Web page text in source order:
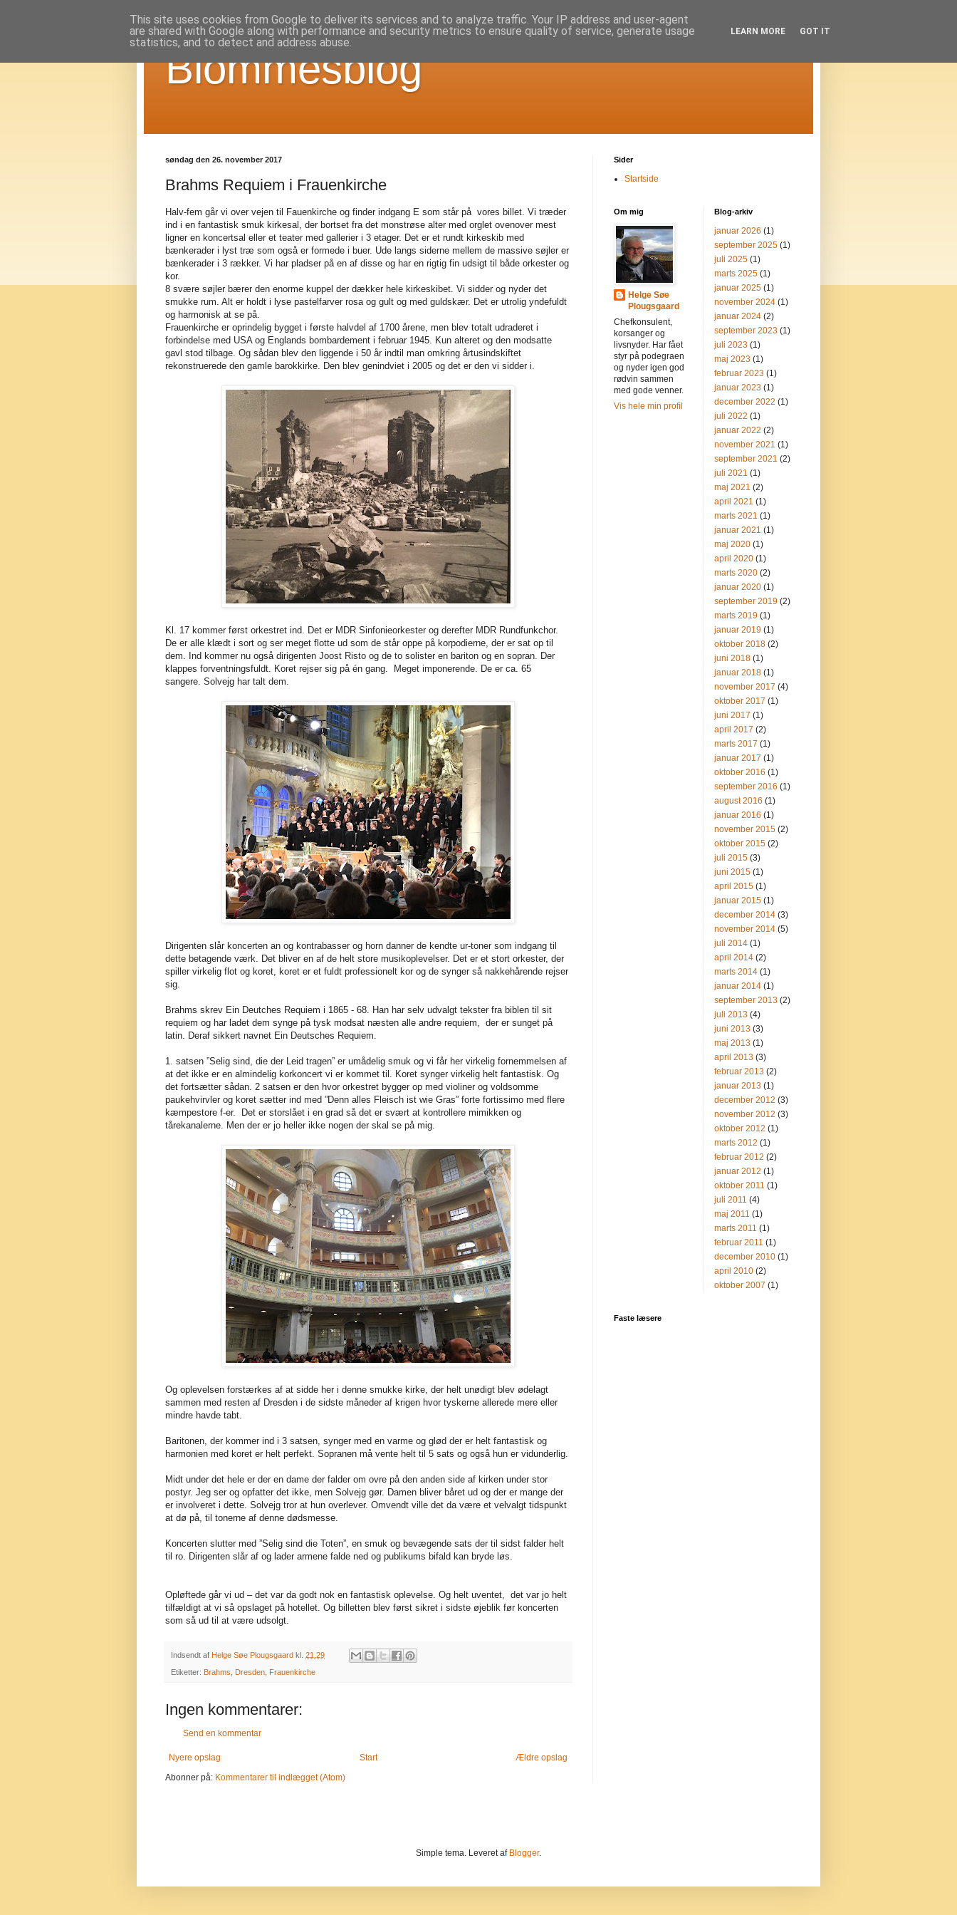
Blommesblog
søndag den 26. november 2017
Brahms Requiem i Frauenkirche
Halv-fem går vi over vejen til Fauenkirche og finder indgang E som står på vores billet. Vi træder
ind i en fantastisk smuk kirkesal, der bortset fra det monstrøse alter med orglet ovenover mest
ligner en koncertsal eller et teater med gallerier i 3 etager. Det er et rundt kirkeskib med
bænkerader i lyst træ som også er formede i buer. Ude langs siderne mellem de massive søjler er
bænkerader i 3 rækker. Vi har pladser på en af disse og har en rigtig fin udsigt til både orkester og
kor.
8 svære søjler bærer den enorme kuppel der dækker hele kirkeskibet. Vi sidder og nyder det
smukke rum. Alt er holdt i lyse pastelfarver rosa og gult og med guldskær. Det er utrolig yndefuldt
og harmonisk at se på.
Frauenkirche er oprindelig bygget i første halvdel af 1700 årene, men blev totalt udraderet i
forbindelse med USA og Englands bombardement i februar 1945. Kun alteret og den modsatte
gavl stod tilbage. Og sådan blev den liggende i 50 år indtil man omkring årtusindskiftet
rekonstruerede den gamle barokkirke. Den blev genindviet i 2005 og det er den vi sidder i.
Kl. 17 kommer først orkestret ind. Det er MDR Sinfonieorkester og derefter MDR Rundfunkchor.
De er alle klædt i sort og ser meget flotte ud som de står oppe på korpodierne, der er sat op til
dem. Ind kommer nu også dirigenten Joost Risto og de to solister en bariton og en sopran. Der
klappes forventningsfuldt. Koret rejser sig på én gang.
Meget imponerende. De er ca. 65
sangere. Solvejg har talt dem.
Dirigenten slår koncerten an og kontrabasser og horn danner de kendte ur-toner som indgang til
dette betagende værk. Det bliver en af de helt store musikoplevelser. Det er et stort orkester, der
spiller virkelig flot og koret, koret er et fuldt professionelt kor og de synger så nakkehårende rejser
sig.
Brahms skrev Ein Deutches Requiem i 1865 - 68. Han har selv udvalgt tekster fra biblen til sit
requiem og har ladet dem synge på tysk modsat næsten alle andre requiem,
der er sunget på
latin. Deraf sikkert navnet Ein Deutsches Requiem.
1. satsen ”Selig sind, die der Leid tragen” er umådelig smuk og vi får her virkelig fornemmelsen af
at det ikke er en almindelig korkoncert vi er kommet til. Koret synger virkelig helt fantastisk. Og
det fortsætter sådan. 2 satsen er den hvor orkestret bygger op med violiner og voldsomme
paukehvirvler og koret sætter ind med ”Denn alles Fleisch ist wie Gras” forte fortissimo med flere
kæmpestore f-er.
Det er storslået i en grad så det er svært at kontrollere mimikken og
tårekanalerne. Men der er jo heller ikke nogen der skal se på mig.
Og oplevelsen forstærkes af at sidde her i denne smukke kirke, der helt unødigt blev ødelagt
sammen med resten af Dresden i de sidste måneder af krigen hvor tyskerne allerede mere eller
mindre havde tabt.
Baritonen, der kommer ind i 3 satsen, synger med en varme og glød der er helt fantastisk og
harmonien med koret er helt perfekt. Sopranen må vente helt til 5 sats og også hun er vidunderlig.
Midt under det hele er der en dame der falder om ovre på den anden side af kirken under stor
postyr. Jeg ser og opfatter det ikke, men Solvejg gør. Damen bliver båret ud og der er mange der
er involveret i dette. Solvejg tror at hun overlever. Omvendt ville det da være et velvalgt tidspunkt
at dø på, til tonerne af denne dødsmesse.
Koncerten slutter med ”Selig sind die Toten”, en smuk og bevægende sats der til sidst falder helt
til ro. Dirigenten slår af og lader armene falde ned og publikums bifald kan bryde løs.
Opløftede går vi ud – det var da godt nok en fantastisk oplevelse. Og helt uventet, det var jo helt
tilfældigt at vi så opslaget på hotellet. Og billetten blev først sikret i sidste øjeblik før koncerten
som så ud til at være udsolgt.
Indsendt af Helge Søe Plougsgaard kl. 21.29
Etiketter: Brahms Dresden Frauenkirche
Ingen kommentarer:
Send en kommentar
Nyere opslag Ældre opslag
Start
Abonner på: Kommentarer til indlægget (Atom)
Sider
Startside
Om mig
Helge Søe
Plougsgaard
Chefkonsulent,
korsanger og
livsnyder. Har fået
styr på podegraen
og nyder igen god
rødvin sammen
med gode venner.
Vis hele min profil
Blog-arkiv
januar 2026 (1)
september 2025 (1)
juli 2025 (1)
marts 2025 (1)
januar 2025 (1)
november 2024 (1)
januar 2024 (2)
september 2023 (1)
juli 2023 (1)
maj 2023 (1)
februar 2023 (1)
januar 2023 (1)
december 2022 (1)
juli 2022 (1)
januar 2022 (2)
november 2021 (1)
september 2021 (2)
juli 2021 (1)
maj 2021 (2)
april 2021 (1)
marts 2021 (1)
januar 2021 (1)
maj 2020 (1)
april 2020 (1)
marts 2020 (2)
januar 2020 (1)
september 2019 (2)
marts 2019 (1)
januar 2019 (1)
oktober 2018 (2)
juni 2018 (1)
januar 2018 (1)
november 2017 (4)
oktober 2017 (1)
juni 2017 (1)
april 2017 (2)
marts 2017 (1)
januar 2017 (1)
oktober 2016 (1)
september 2016 (1)
august 2016 (1)
januar 2016 (1)
november 2015 (2)
oktober 2015 (2)
juli 2015 (3)
juni 2015 (1)
april 2015 (1)
januar 2015 (1)
december 2014 (3)
november 2014 (5)
juli 2014 (1)
april 2014 (2)
marts 2014 (1)
januar 2014 (1)
september 2013 (2)
juli 2013 (4)
juni 2013 (3)
maj 2013 (1)
april 2013 (3)
februar 2013 (2)
januar 2013 (1)
december 2012 (3)
november 2012 (3)
oktober 2012 (1)
marts 2012 (1)
februar 2012 (2)
januar 2012 (1)
oktober 2011 (1)
juli 2011 (4)
maj 2011 (1)
marts 2011 (1)
februar 2011 (1)
december 2010 (1)
april 2010 (2)
oktober 2007 (1)
Faste læsere
Simple tema. Leveret af Blogger.
This site uses cookies from Google to deliver its services and to analyze traffic. Your IP address and user-agent
are shared with Google along with performance and security metrics to ensure quality of service, generate usage
statistics, and to detect and address abuse.
LEARN MORE GOT IT